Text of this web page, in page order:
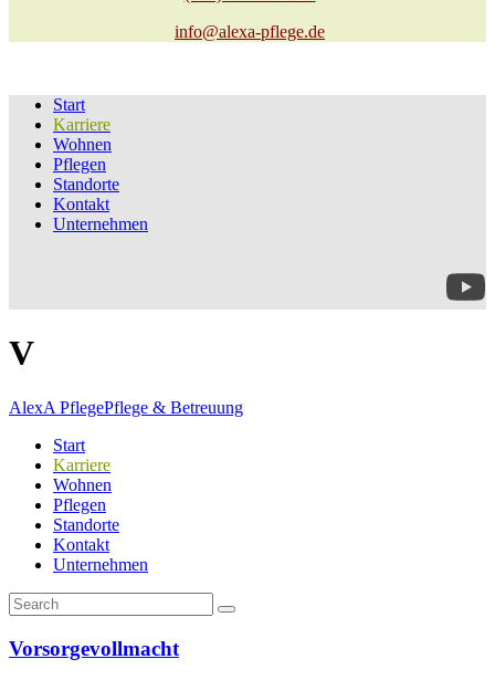
info@alexa-pflege.de
Start
Karriere
Wohnen
Pflegen
Standorte
Kontakt
Unternehmen
V
AlexA PflegePflege & Betreuung
Start
Karriere
Wohnen
Pflegen
Standorte
Kontakt
Unternehmen
Vorsorgevollmacht